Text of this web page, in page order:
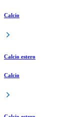
Calcio
Calcio estero
Calcio